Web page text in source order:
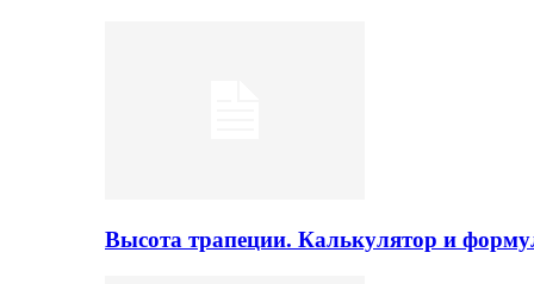
Высота трапеции. Калькулятор и